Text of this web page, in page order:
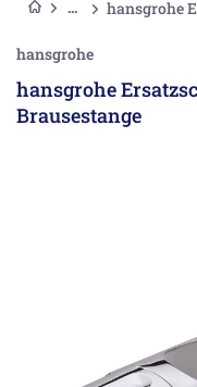
hansgrohe
hansgrohe
hansgrohe
Brausestange